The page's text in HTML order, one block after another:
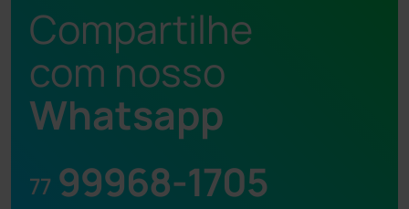
Compartilhe
com nosso
Whatsapp
77 99968-1705